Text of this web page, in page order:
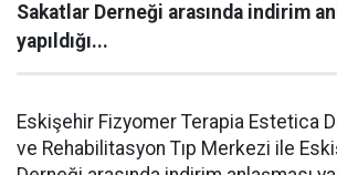
Sakatlar Derneği arasında indirim
yapıldığı...
Eskişehir Fizyomer Terapia Estetica
ve Rehabilitasyon Tıp Merkezi ile